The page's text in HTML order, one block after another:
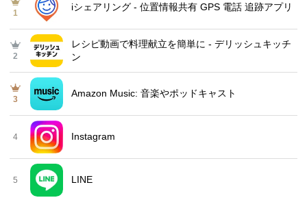
1
iシェアリング - 位置情報共有 GPS 電話 追跡アプリ
2
レシピ動画で料理献立を簡単‪に - デリッシュキッチ
ン
3
Amazon Music: 音楽やポッドキャスト
4 Instagram
5 LINE